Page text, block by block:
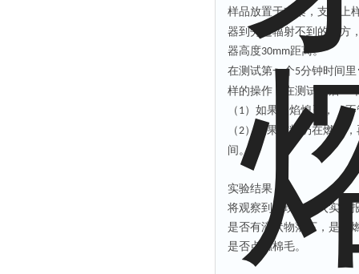
样品放置于支架，支架上
器到旁边辐射不到的地方
器高度30mm距离。
在测试第一个5分钟时间
样的操作，在测试
最后一
（ 1）如果火焰熄灭，（
（2）如果材料仍在燃烧
间。
实验结果 ：
将观察到的现象写入实验
是否有滴状物落下，是否
是否点燃棉毛。